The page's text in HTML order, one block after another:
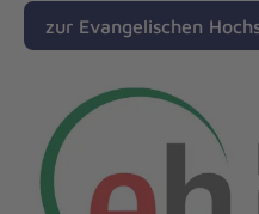
zur Evangelischen